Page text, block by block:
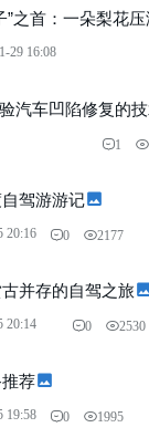
”之首：一朵梨花
29 16:08
汽车凹陷修复的
1
驾游游记
20:16 0 2177
并存的自驾之旅
20:14 0 2530
荐
19:58 0 1995